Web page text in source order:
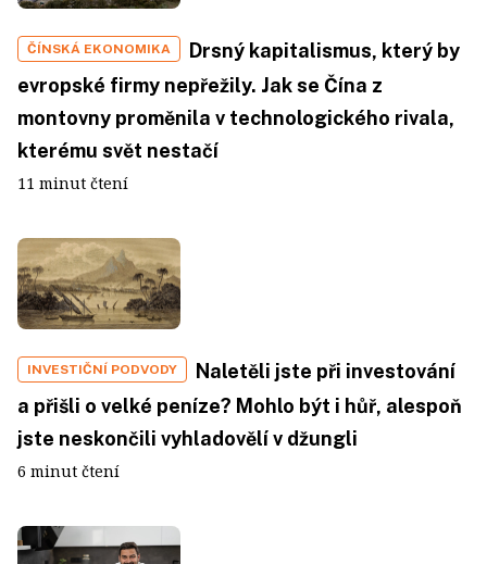
ČÍNSKÁ EKONOMIKA
Drsný kapitalismus, který by
evropské firmy nepřežily. Jak se Čína z
montovny proměnila v technologického rivala,
kterému svět nestačí
11 minut čtení
INVESTIČNÍ PODVODY
Naletěli jste při investování
a přišli o velké peníze? Mohlo být i hůř, alespoň
jste neskončili vyhladovělí v džungli
6 minut čtení